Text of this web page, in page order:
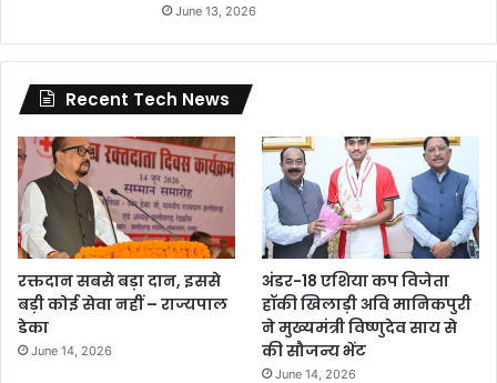
June 13, 2026
Recent Tech News
रक्तदान सबसे बड़ा दान, इससे
बड़ी कोई सेवा नहीं – राज्यपाल
डेका
June 14, 2026
अंडर-18 एशिया कप विजेता
हॉकी खिलाड़ी अवि मानिकपुरी
ने मुख्यमंत्री विष्णुदेव साय से
की सौजन्य भेंट
June 14, 2026